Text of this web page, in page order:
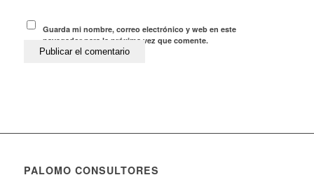
Guarda mi nombre, correo electrónico y web en este
navegador para la próxima vez que comente.
PALOMO CONSULTORES